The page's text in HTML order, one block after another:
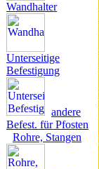
Wandhalter
Unterseitige
Befestigung
andere
Befest. für Pfosten
Rohre, Stangen